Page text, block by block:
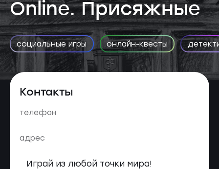
Online. Присяжные
социальные игры онлайн-квесты
Контакты
телефон
адрес
Играй из любой точки мира!